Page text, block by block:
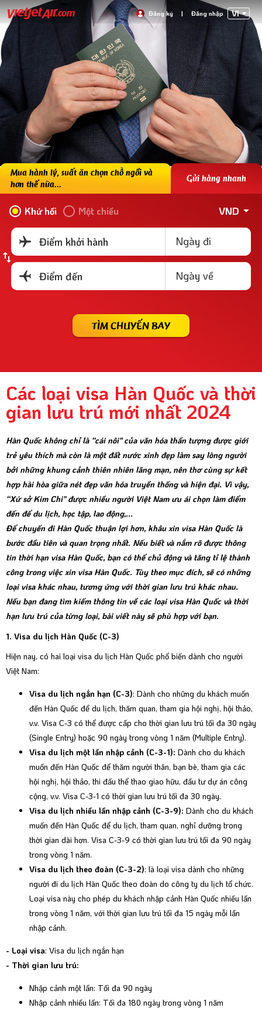
Đăng ký | Đăng nhập VI
Mua hành lý, suất ăn chọn chỗ ngồi và
hơn thế nữa...
Gửi hàng nhanh
Khứ hồi Một chiều VND
Điểm khởi hành Ngày đi
Điểm đến Ngày về
TÌM CHUYẾN BAY
Các loại visa Hàn Quốc và thời
gian lưu trú mới nhất 2024
Hàn Quốc không chỉ là “cái nôi" của văn hóa thần tượng được giới
trẻ yêu thích mà còn là một đất nước xinh đẹp làm say lòng người
bởi những khung cảnh thiên nhiên lãng mạn, nên thơ cùng sự kết
hợp hài hòa giữa nét đẹp văn hóa truyền thống và hiện đại. Vì vậy,
“Xứ sở Kim Chi" được nhiều người Việt Nam ưu ái chọn làm điểm
đến để du lịch, học tập, lao động,...
Để chuyến đi Hàn Quốc thuận lợi hơn, khâu xin visa Hàn Quốc là
bước đầu tiên và quan trọng nhất. Nếu biết và nắm rõ được thông
tin thời hạn visa Hàn Quốc, bạn có thể chủ động và tăng tỉ lệ thành
công trong việc xin visa Hàn Quốc. Tùy theo mục đích, sẽ có những
loại visa khác nhau, tương ứng với thời gian lưu trú khác nhau.
Nếu bạn đang tìm kiếm thông tin về các loại visa Hàn Quốc và thời
hạn lưu trú của từng loại, bài viết này sẽ phù hợp với bạn.
1. Visa du lịch Hàn Quốc (C-3)
Hiện nay, có hai loại visa du lịch Hàn Quốc phổ biến dành cho người
Việt Nam:
Visa du lịch ngắn hạn (C-3): Dành cho những du khách muốn
đến Hàn Quốc để du lịch, thăm quan, tham gia hội nghị, hội thảo,
v.v. Visa C-3 có thể được cấp cho thời gian lưu trú tối đa 30 ngày
(Single Entry) hoặc 90 ngày trong vòng 1 năm (Multiple Entry).
Visa du lịch một lần nhập cảnh (C-3-1): Dành cho du khách
muốn đến Hàn Quốc để thăm người thân, bạn bè, tham gia các
hội nghị, hội thảo, thi đấu thể thao giao hữu, đầu tư dự án công
cộng, v.v. Visa C-3-1 có thời gian lưu trú tối đa 30 ngày.
Visa du lịch nhiều lần nhập cảnh (C-3-9): Dành cho du khách
muốn đến Hàn Quốc để du lịch, tham quan, nghỉ dưỡng trong
thời gian dài hơn. Visa C-3-9 có thời gian lưu trú tối đa 90 ngày
trong vòng 1 năm.
Visa du lịch theo đoàn (C-3-2): là loại visa dành cho những
người đi du lịch Hàn Quốc theo đoàn do công ty du lịch tổ chức.
Loại visa này cho phép du khách nhập cảnh Hàn Quốc nhiều lần
trong vòng 1 năm, với thời gian lưu trú tối đa 15 ngày mỗi lần
nhập cảnh.
- Loại visa: Visa du lịch ngắn hạn
- Thời gian lưu trú:
Nhập cảnh một lần: Tối đa 90 ngày
Nhập cảnh nhiều lần: Tối đa 180 ngày trong vòng 1 năm